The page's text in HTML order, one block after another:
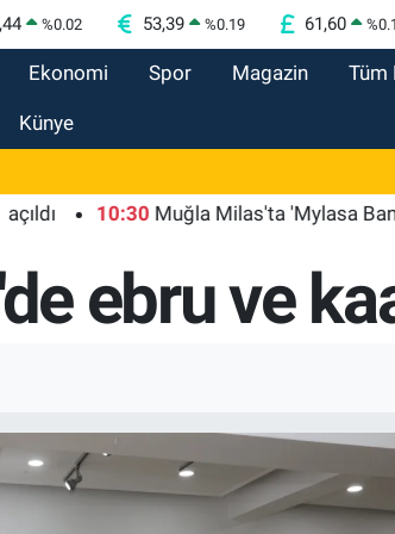
%0.02 53,39 %0.19 61,60 %
Ekonomi Spor Magazin Tüm
Künye
10:30 Muğla Milas'ta 'Mylasa Band'
ebru ve